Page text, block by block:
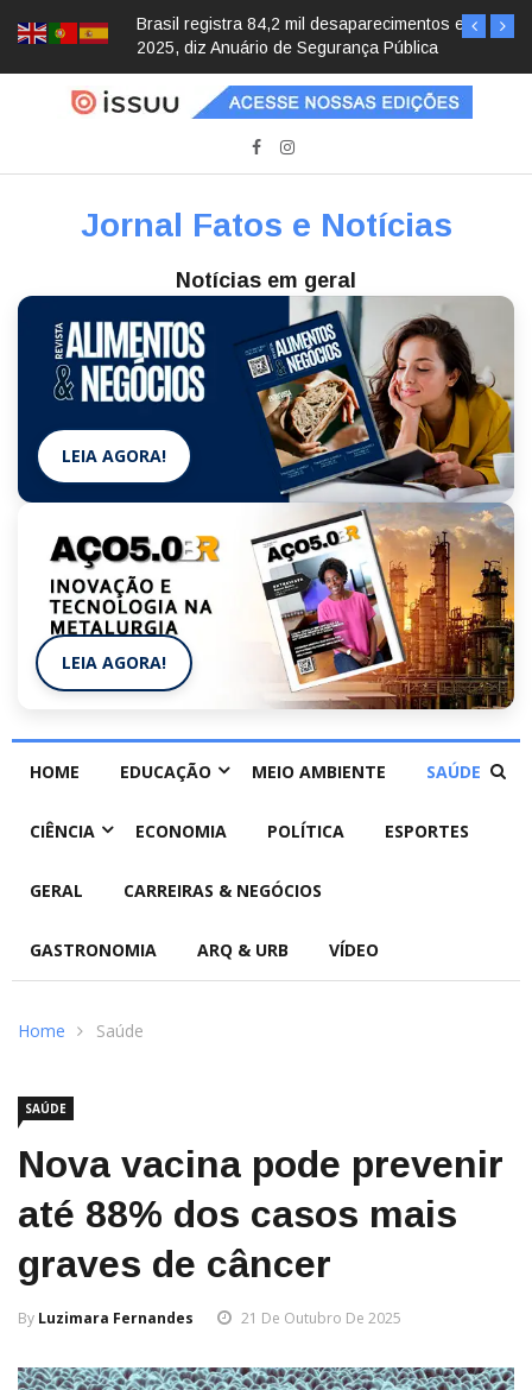
Brasil registra 84,2 mil desaparecimentos em
2025, diz Anuário de Segurança Pública
Jornal Fatos e Notícias
Notícias em geral
LEIA AGORA!
LEIA AGORA!
HOME EDUCAÇÃO MEIO AMBIENTE SAÚDE
CIÊNCIA ECONOMIA POLÍTICA ESPORTES
GERAL CARREIRAS & NEGÓCIOS
GASTRONOMIA ARQ & URB VÍDEO
Home Saúde
SAÚDE
Nova vacina pode prevenir
até 88% dos casos mais
graves de câncer
By Luzimara Fernandes 21 De Outubro De 2025